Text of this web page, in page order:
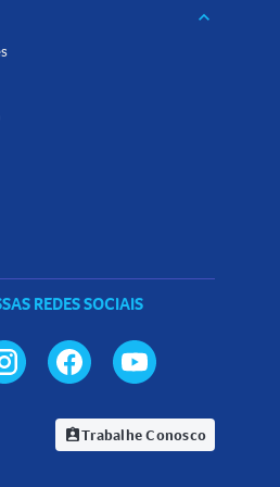
keyboard_arrow_down
REDES SOCIAIS
assignment_indTrabalhe Conosco